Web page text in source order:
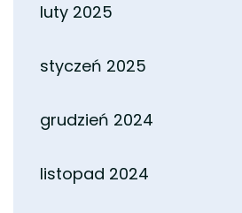
luty 2025
styczeń 2025
grudzień 2024
listopad 2024